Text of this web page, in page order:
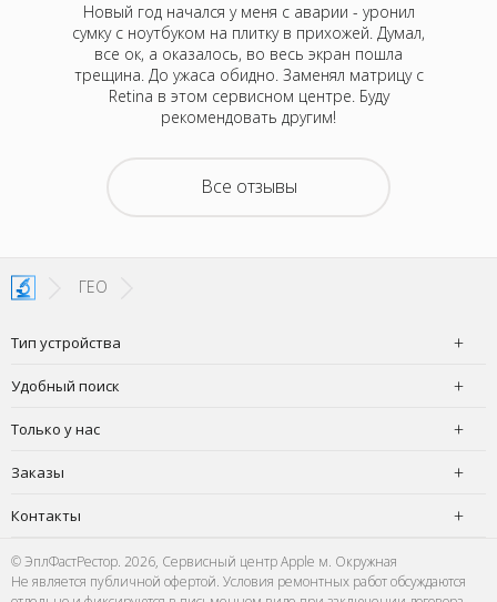
Новый год начался у меня с аварии - уронил
сумку с ноутбуком на плитку в прихожей. Думал,
все ок, а оказалось, во весь экран пошла
трещина. До ужаса обидно. Заменял матрицу с
Retina в этом сервисном центре. Буду
рекомендовать другим!
Все отзывы
ГЕО
Тип устройства
Удобный поиск
Только у нас
Заказы
Контакты
© ЭплФастРестор. 2026, Сервисный центр Apple м. Окружная
Не является публичной офертой. Условия ремонтных работ обсуждаются